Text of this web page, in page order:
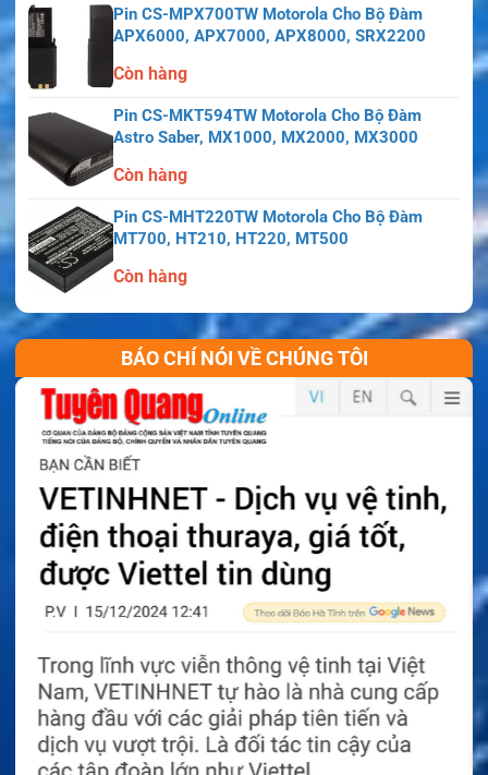
Pin Motorola JMNN4024 1300mAh Cho EX500,
EX560, EX600 – Pin Li-ion Chính Hãng
Pin thay thế cao cấp cho bộ đàm Harris HDP100,
HDP150, Momentum HDP100, Momentum HDP150
Pin CS-UPS802TW.1 Uniden Cho Bộ Đàm SPS801,
SPS802, SPH155, SPU454
Pin sạc Li-ion 1100mAh Model PMNN4451 Bigtree
Cho Thiết Bị Motorola Minitor VI
Dung lượng 2300mAh và hiệu suất hoạt
động
Pin sạc Li-ion chống cháy nổ 2300mAh Model
NNTN8386/NNTN8386A có dung lượng 2300mAh.
lượng phù hợp cho nhu cầu liên lạc chuyên nghiệp. Pin
cung cấp nguồn điện ổn định cho các dòng bộ đàm
Motorola tương thích.
Thời gian sử dụng thực tế phụ thuộc vào tần suất
Pin CS-MPX700TW Motorola Cho Bộ Đàm
APX6000, APX7000, APX8000, SRX2200
Còn hàng
Pin CS-MKT594TW Motorola Cho Bộ Đàm
Astro Saber, MX1000, MX2000, MX3000
Còn hàng
Pin CS-MHT220TW Motorola Cho Bộ Đàm
MT700, HT210, HT220, MT500
Còn hàng
BÁO CHÍ NÓI VỀ CHÚNG TÔI